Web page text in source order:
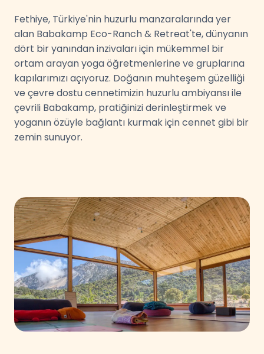
Fethiye, Türkiye'nin huzurlu manzaralarında yer
alan Babakamp Eco-Ranch & Retreat'te, dünyanın
dört bir yanından inzivaları için mükemmel bir
ortam arayan yoga öğretmenlerine ve gruplarına
kapılarımızı açıyoruz. Doğanın muhteşem güzelliği
ve çevre dostu cennetimizin huzurlu ambiyansı ile
çevrili Babakamp, pratiğinizi derinleştirmek ve
yoganın özüyle bağlantı kurmak için cennet gibi bir
zemin sunuyor.